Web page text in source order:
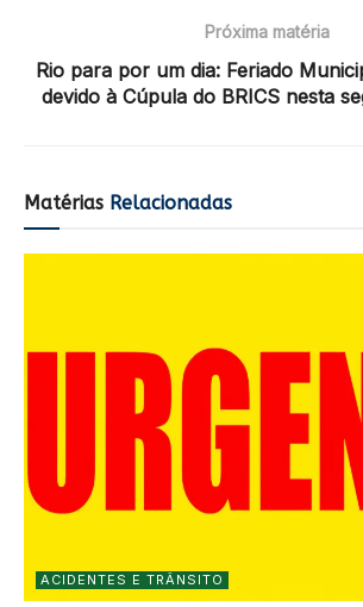
Próxima matéria
Rio para por um dia: Feriado
devido à Cúpula do BRICS nesta
Matérias Relacionadas
ACIDENTES E TRÂNSITO